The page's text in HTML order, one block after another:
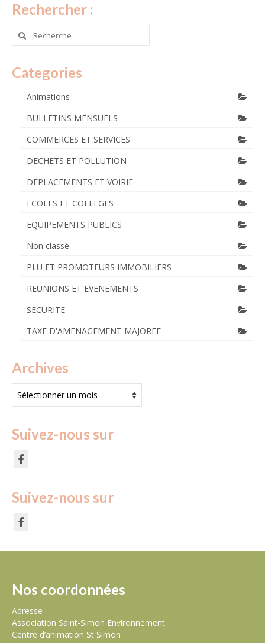
Rechercher :
Rechercher
Categories
Animations
BULLETINS MENSUELS
COMMERCES ET SERVICES
DECHETS ET POLLUTION
DEPLACEMENTS ET VOIRIE
ECOLES ET COLLEGES
EQUIPEMENTS PUBLICS
Non classé
PLU ET PROMOTEURS IMMOBILIERS
REUNIONS ET EVENEMENTS
SECURITE
TAXE D'AMENAGEMENT MAJOREE
Archives
Suivez-nous sur
Suivez-nous sur
Nos coordonnées
Adresse :
Association Saint-Simon Environnement
Centre d’animation St Simon